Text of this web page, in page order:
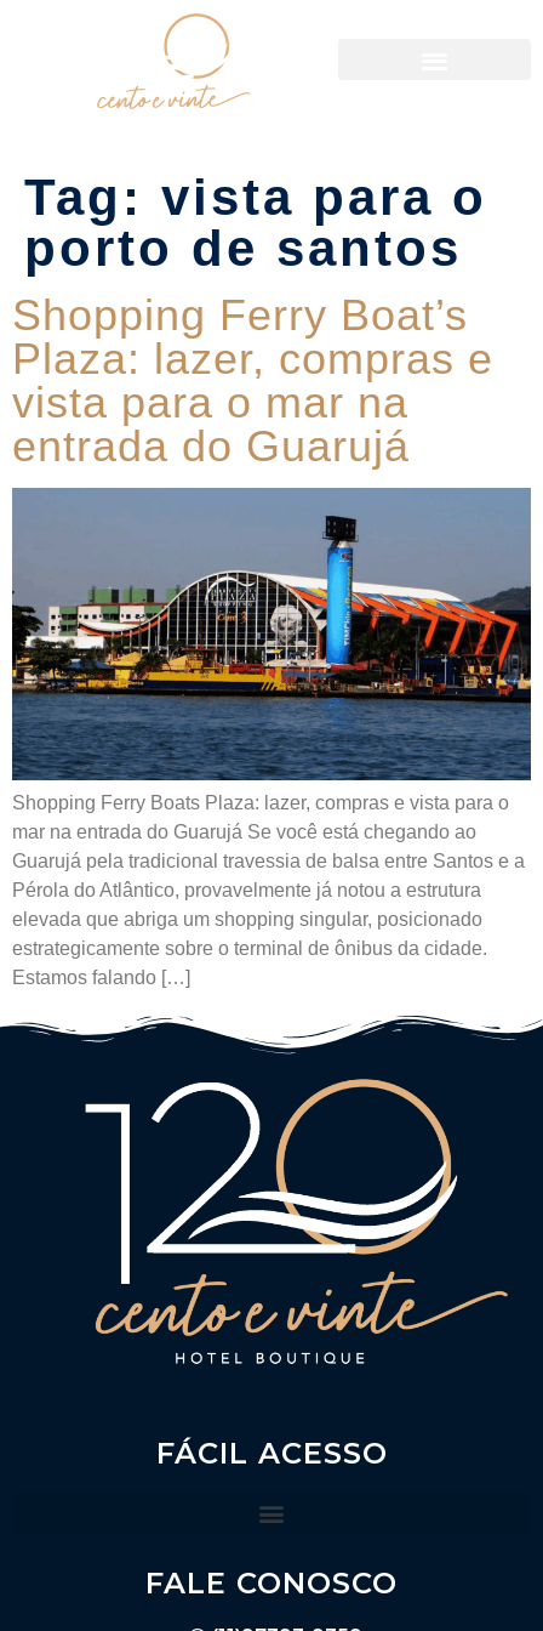
Tag: vista para o
porto de santos
Shopping Ferry Boat’s
Plaza: lazer, compras e
vista para o mar na
entrada do Guarujá
Shopping Ferry Boats Plaza: lazer, compras e vista para o
mar na entrada do Guarujá Se você está chegando ao
Guarujá pela tradicional travessia de balsa entre Santos e a
Pérola do Atlântico, provavelmente já notou a estrutura
elevada que abriga um shopping singular, posicionado
estrategicamente sobre o terminal de ônibus da cidade.
Estamos falando […]
FÁCIL ACESSO
FALE CONOSCO